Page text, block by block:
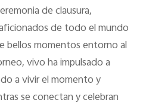
de clausura,
de todo el mundo
bellos momentos entorno al
vivo ha impulsado a
a vivir el momento y
se conectan y celebran